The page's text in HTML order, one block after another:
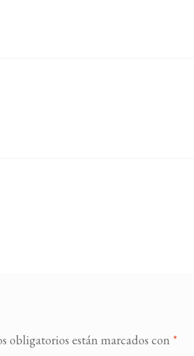
obligatorios están marcados con *